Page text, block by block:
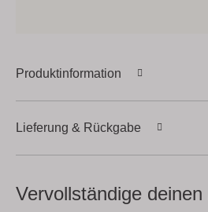
Produktinformation
Lieferung & Rückgabe
Vervollständige deinen